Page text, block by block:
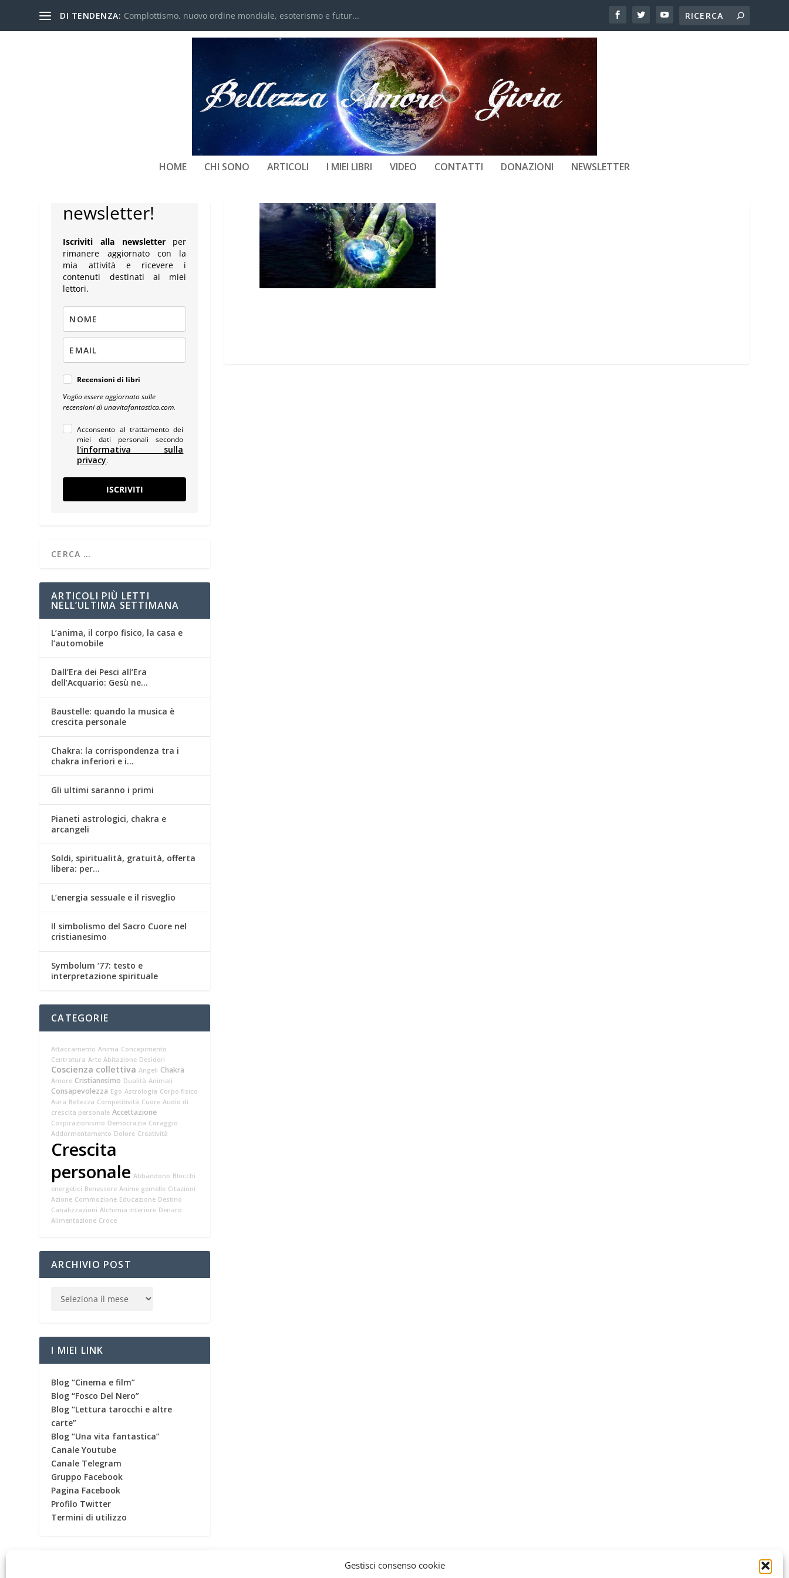
Gestisci consenso cookie
DI TENDENZA: Complottismo, nuovo ordine mondiale, esoterismo e futur...
HOME CHI SONO ARTICOLI I MIEI LIBRI VIDEO CONTATTI DONAZIONI NEWSLETTER
ENERGIA – UNIVERSO NEL PALMO DI MANO
newsletter!
Iscriviti alla newsletterper
rimanere aggiornato con la
mia attività e ricevere i
contenuti destinati ai miei
lettori.
Recensioni di libri
Voglio essere aggiornato sulle
recensioni di unavitafantastica.com.
Acconsento al trattamento dei
miei dati personali secondo
l'informativa sulla
privacy.
ISCRIVITI
ARTICOLI PIÙ LETTI
NELL’ULTIMA SETTIMANA
L’anima, il corpo fisico, la casa e
l’automobile
Dall’Era dei Pesci all’Era
dell’Acquario: Gesù ne…
Baustelle: quando la musica è
crescita personale
Chakra: la corrispondenza tra i
chakra inferiori e i…
Gli ultimi saranno i primi
Pianeti astrologici, chakra e
arcangeli
Soldi, spiritualità, gratuità, offerta
libera: per…
L’energia sessuale e il risveglio
Il simbolismo del Sacro Cuore nel
cristianesimo
Symbolum ‘77: testo e
interpretazione spirituale
CATEGORIE
Attaccamento Anima Concepimento
Centratura Arte Abitazione Desideri
Coscienza collettiva Angeli Chakra
Amore Cristianesimo Dualità Animali
Consapevolezza Ego Astrologia Corpo fisico
Aura Bellezza Competitività Cuore Audio di
crescita personale Accettazione
Cospirazionismo Democrazia Coraggio
Addormentamento Dolore Creatività
Crescita
personale Abbandono Blocchi
energetici Benessere Anime gemelle Citazioni
Azione Commozione Educazione Destino
Canalizzazioni Alchimia interiore Denaro
Alimentazione Croce
ARCHIVIO POST
I MIEI LINK
Blog “Cinema e film”
Blog “Fosco Del Nero”
Blog “Lettura tarocchi e altre
carte”
Blog “Una vita fantastica”
Canale Youtube
Canale Telegram
Gruppo Facebook
Pagina Facebook
Profilo Twitter
Termini di utilizzo